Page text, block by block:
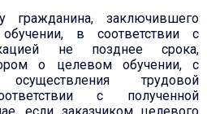
гражданина, заключившего
в соответствии с
не позднее срока,
о целевом обучении, с
трудовой
с полученной